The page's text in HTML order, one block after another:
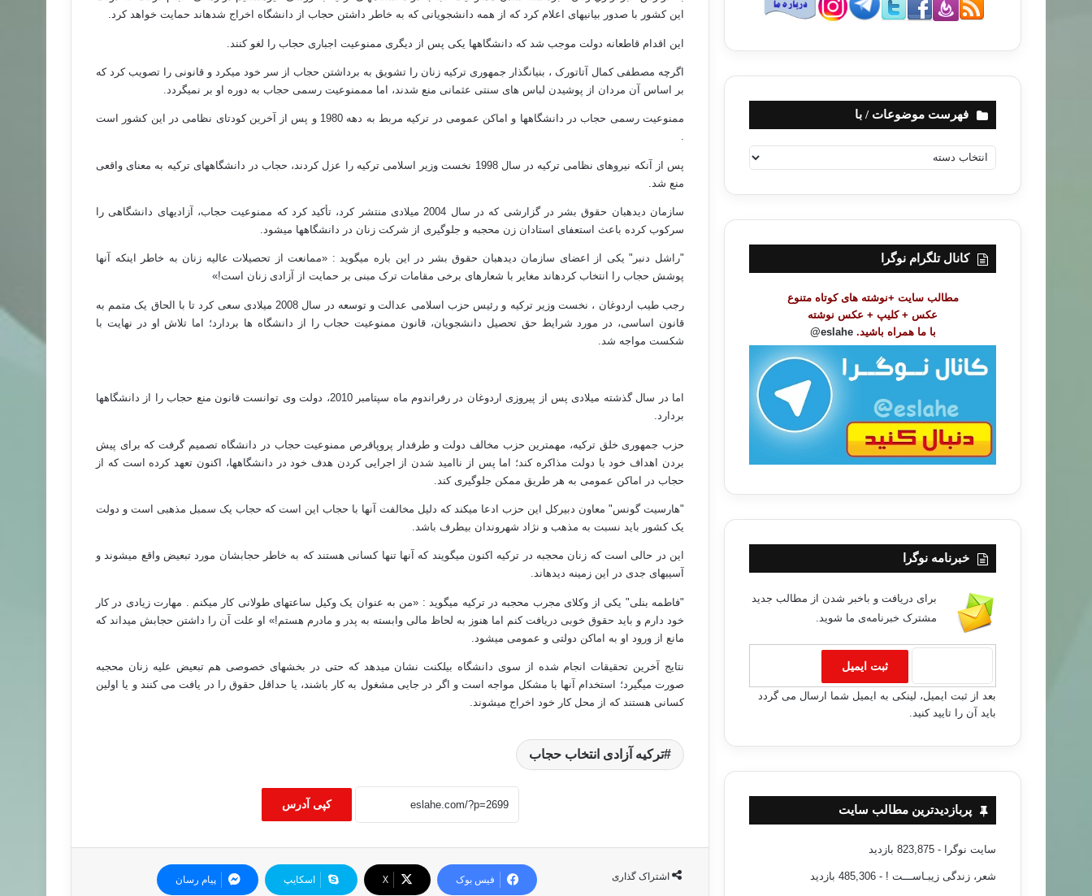
این کشور با صدور بیانیه‏ای اعلام کرد که از همه دانشجویانی که به خاطر داشتن حجاب از دانشگاه اخراج شده‏اند حمایت خواهد کرد.
این اقدام قاطعانه دولت موجب شد که دانشگاه‏ها یکی پس از دیگری ممنوعیت اجباری حجاب را لغو کنند.
اگرچه مصطفی کمال آتاتورک ، بنیانگذار جمهوری ترکیه زنان را تشویق به برداشتن حجاب از سر خود می‏کرد و قانونی را تصویب کرد که
بر اساس آن مردان از پوشیدن لباس های سنتی عثمانی منع شدند، اما مممنوعیت رسمی حجاب به دوره او بر نمی‏گردد.
ممنوعیت رسمی حجاب در دانشگاه‏ها و اماکن عمومی در ترکیه مربط به دهه 1980 و پس از آخرین کودتای نظامی در این کشور است
.
پس از آنکه نیروهای نظامی ترکیه در سال 1998 نخست وزیر اسلامی ترکیه را عزل کردند، حجاب در دانشگاه‏های ترکیه به معنای واقعی
منع شد.
سازمان دیده‏بان حقوق بشر در گزارشی که در سال 2004 میلادی منتشر کرد، تأکید کرد که ممنوعیت حجاب، آزادی‏های دانشگاهی را
سرکوب کرده باعث استعفای استادان زن محجبه و جلوگیری از شرکت زنان در دانشگاه‏ها می‏شود.
"راشل دنبر" یکی از اعضای سازمان دیده‏بان حقوق بشر در این باره می‏گوید : «ممانعت از تحصیلات عالیه زنان به خاطر اینکه آنها
پوشش حجاب را انتخاب کرده‏اند مغایر با شعارهای برخی مقامات ترک مبنی بر حمایت از آزادی زنان است!»
رجب طیب اردوغان ، نخست وزیر ترکیه و رئیس حزب اسلامی عدالت و توسعه در سال 2008 میلادی سعی کرد تا با الحاق یک متمم به
قانون اساسی، در مورد شرایط حق تحصیل دانشجویان، قانون ممنوعیت حجاب را از دانشگاه ها بردارد؛ اما تلاش او در نهایت با
شکست مواجه شد.
اما در سال گذشته میلادی پس از پیروزی اردوغان در رفراندوم ماه سپتامبر 2010، دولت وی توانست قانون منع حجاب را از دانشگاه‏ها
بردارد.
حزب جمهوری خلق ترکیه، مهم‏ترین حزب مخالف دولت و طرفدار پروپاقرص ممنوعیت حجاب در دانشگاه تصمیم گرفت که برای پیش
بردن اهداف خود با دولت مذاکره کند؛ اما پس از ناامید شدن از اجرایی کردن هدف خود در دانشگاه‏ها، اکنون تعهد کرده است که از
حجاب در اماکن عمومی به هر طریق ممکن جلوگیری کند.
"هارسیت گونس" معاون دبیرکل این حزب ادعا می‏کند که دلیل مخالفت آنها با حجاب این است که حجاب یک سمبل مذهبی است و دولت
یک کشور باید نسبت به مذهب و نژاد شهروندان بی‏طرف باشد.
این در حالی است که زنان محجبه در ترکیه اکنون می‏گویند که آنها تنها کسانی هستند که به خاطر حجابشان مورد تبعیض واقع می‏شوند و
آسیب‏های جدی در این زمینه دیده‏اند.
"فاطمه بنلی" یکی از وکلای مجرب محجبه در ترکیه می‏گوید : «من به عنوان یک وکیل ساعت‏های طولانی کار می‏کنم . مهارت زیادی در کار
خود دارم و باید حقوق خوبی دریافت کنم اما هنوز به لحاظ مالی وابسته به پدر و مادرم هستم!» او علت آن را داشتن حجابش می‏داند که
مانع از ورود او به اماکن دولتی و عمومی می‏شود.
نتایج آخرین تحقیقات انجام شده از سوی دانشگاه بیلکنت نشان می‏دهد که حتی در بخش‏های خصوصی هم تبعیض علیه زنان محجبه
صورت می‏گیرد؛ استخدام آنها با مشکل مواجه است و اگر در جایی مشغول به کار باشند، یا حداقل حقوق را در یافت می کنند و یا اولین
کسانی هستند که از محل کار خود اخراج می‏شوند.
ترکیه آزادی انتخاب حجاب
کپی آدرس
اشتراک گذاری فیس بوک X اسکایپ پیام رسان
فهرست موضوعات / با
ه
ت
ض
کانال تلگرام نوگرا
مطالب سایت +نوشته های کوتاه متنوع
عکس + کلیپ + عکس نوشته
با ما همراه باشید. eslahe@
خبرنامه نوگرا
برای دریافت و باخبر شدن از مطالب جدید
مشترک خبرنامه‌ی ما شوید.
بعد از ثبت ایمیل، لینکی به ایمیل شما ارسال می گردد
باید آن را تایید کنید.
پربازدیدترین مطالب سایت
سایت نوگرا - 823,875 بازدید
شعر، زندگی زیبـاســـت ! - 485,306 بازدید